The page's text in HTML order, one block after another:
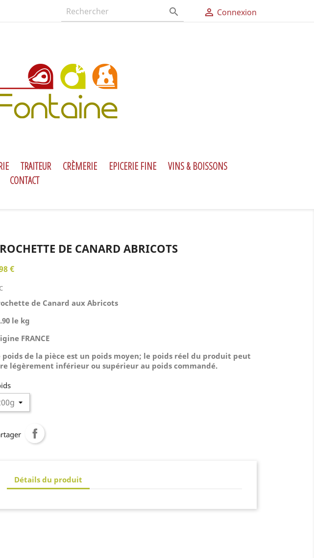
  Connexion
TRAITEUR CRÈMERIE EPICERIE FINE
VINS & BOISSONS
CONTACT
DE CANARD ABRICOTS
€
de Canard aux Abricots
le kg
FRANCE
poids de la pièce est un poids moyen; le poids réel du produit peut
légèrement inférieur ou supérieur au poids commandé.
Détails du produit